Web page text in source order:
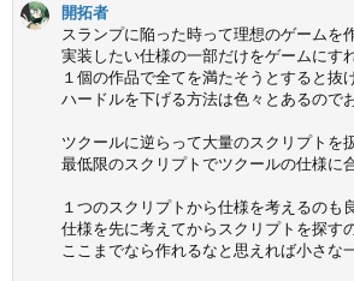
a
c
t
i
o
:
開拓者
スランプに陥った時って理想のゲームを
実装したい仕様の一部だけをゲームにす
１個の作品で全てを満たそうとすると抜
ハードルを下げる方法は色々とあるので
ツクールに逆らって大量のスクリプトを
最低限のスクリプトでツクールの仕様に
１つのスクリプトから仕様を考えるのも
仕様を先に考えてからスクリプトを探す
ここまでなら作れるなと思えれば小さな